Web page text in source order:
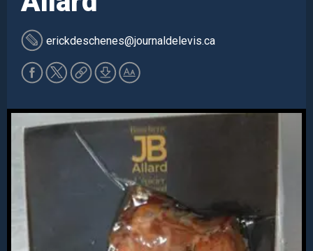
erickdeschenes@journaldelevis.ca